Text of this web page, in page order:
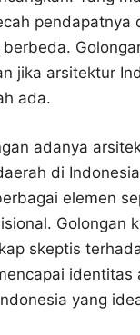
pendapatnya
jika arsitektur
ada.
adanya
di
elemen
Golongan
skeptis
identitas
yang